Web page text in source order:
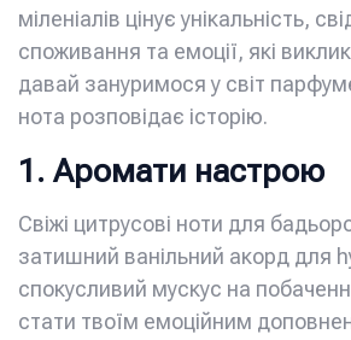
міленіалів цінує унікальність,
споживання та емоції, які
давай зануримося у світ
нота розповідає історію.
1. Аромати настрою
Свіжі цитрусові ноти для
затишний ванільний акорд для
спокусливий мускус на
стати твоїм емоційним